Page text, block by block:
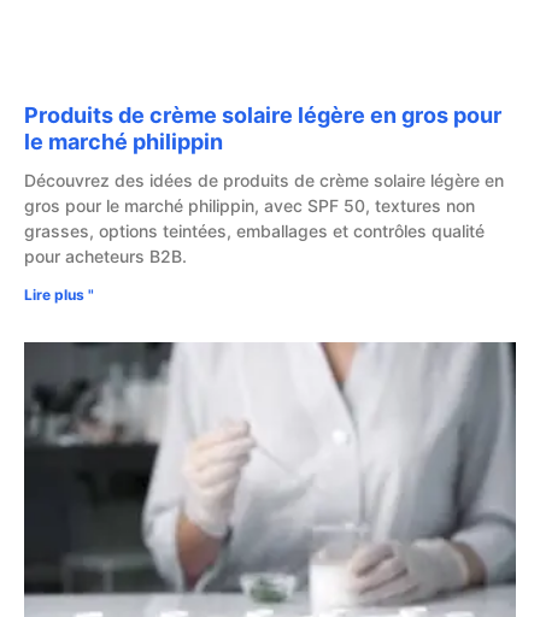
Produits de crème solaire légère en gros pour
le marché philippin
Découvrez des idées de produits de crème solaire légère en
gros pour le marché philippin, avec SPF 50, textures non
grasses, options teintées, emballages et contrôles qualité
pour acheteurs B2B.
Lire plus "